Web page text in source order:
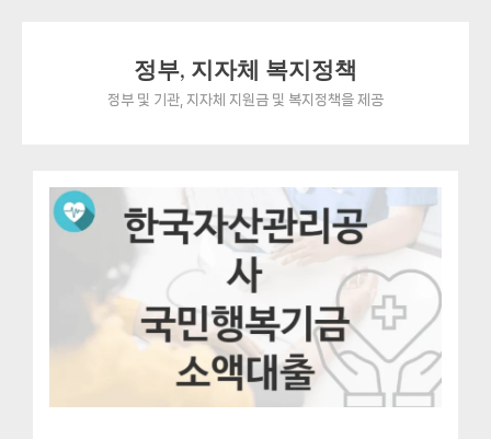
정부, 지자체 복지정책
정부 및 기관, 지자체 지원금 및 복지정책을 제공